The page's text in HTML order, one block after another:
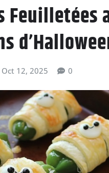
Feuilletées
Oct 12, 2025 0